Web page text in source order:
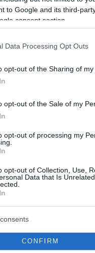
to Google and its third-
consent section.
Data Processing Opt Outs
opt-out of the Sharing of my
opt-out of the Sale of my
opt-out of processing my
opt-out of Collection, Use,
Data that Is
CONFIRM
την υποβολή
στο
την πολιτική ζωή
Αλλά πολιτικές
Καραχάλιου
συνέβησαν την
συλλογή
κόμματος της